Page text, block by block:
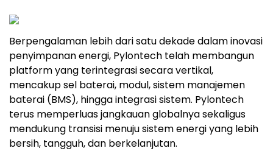
Berpengalaman lebih dari satu dekade dalam inovasi
penyimpanan energi, Pylontech telah membangun
platform yang terintegrasi secara vertikal,
mencakup sel baterai, modul, sistem manajemen
baterai (BMS), hingga integrasi sistem. Pylontech
terus memperluas jangkauan globalnya sekaligus
mendukung transisi menuju sistem energi yang lebih
bersih, tangguh, dan berkelanjutan.